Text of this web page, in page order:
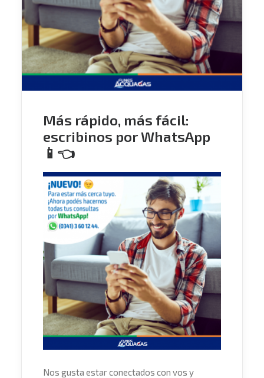
Más rápido, más fácil:
escribinos por WhatsApp
📱👈
Nos gusta estar conectados con vos y